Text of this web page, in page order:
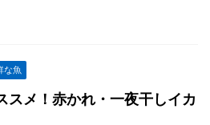
な魚
スメ！赤かれ・一夜干しイカ